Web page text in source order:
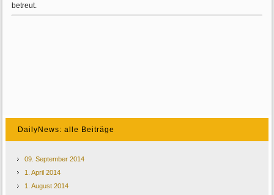
betreut.
DailyNews: alle Beiträge
09. September 2014
1. April 2014
1. August 2014